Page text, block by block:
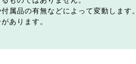
属品の有無などによって変動します。
あります。